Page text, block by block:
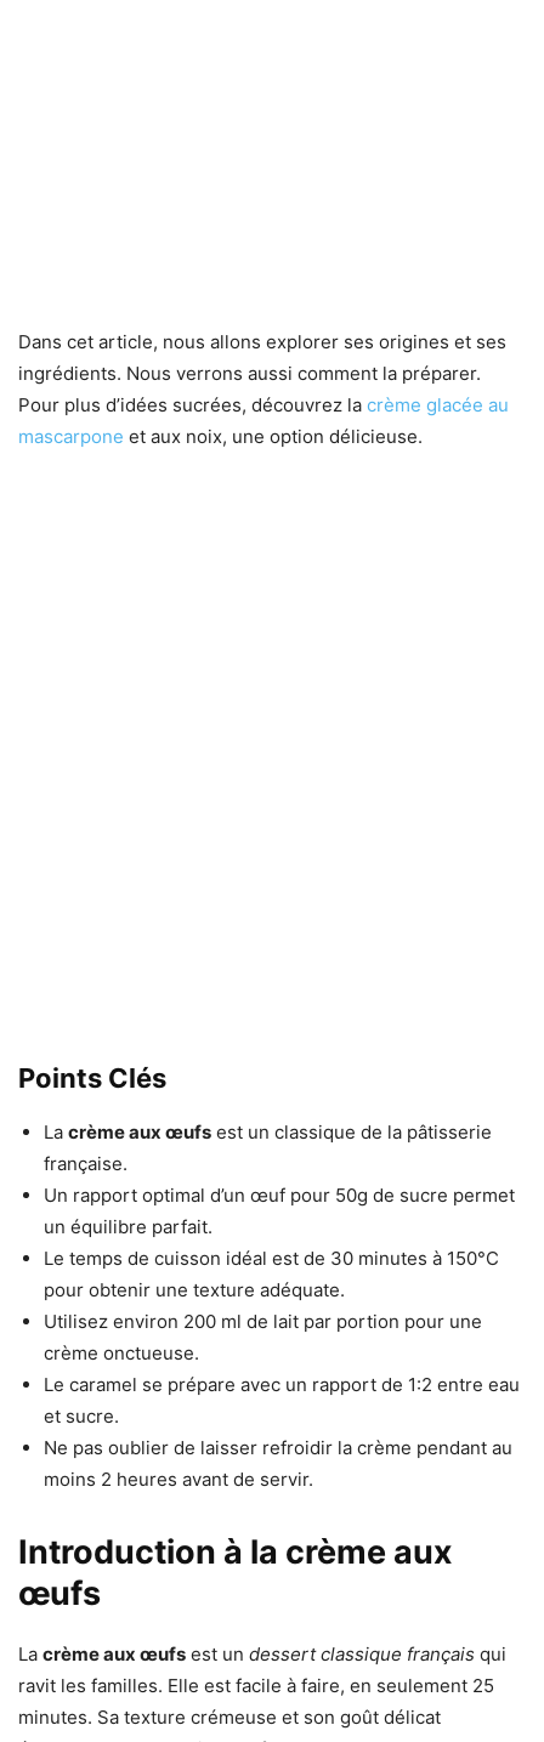
Dans cet article, nous allons explorer ses origines et ses
ingrédients. Nous verrons aussi comment la préparer.
Pour plus d’idées sucrées, découvrez la crème glacée au
mascarpone et aux noix, une option délicieuse.
Points Clés
La crème aux œufs est un classique de la pâtisserie
française.
Un rapport optimal d’un œuf pour 50g de sucre permet
un équilibre parfait.
Le temps de cuisson idéal est de 30 minutes à 150°C
pour obtenir une texture adéquate.
Utilisez environ 200 ml de lait par portion pour une
crème onctueuse.
Le caramel se prépare avec un rapport de 1:2 entre eau
et sucre.
Ne pas oublier de laisser refroidir la crème pendant au
moins 2 heures avant de servir.
Introduction à la crème aux
œufs
La crème aux œufs est un dessert classique français qui
ravit les familles. Elle est facile à faire, en seulement 25
minutes. Sa texture crémeuse et son goût délicat